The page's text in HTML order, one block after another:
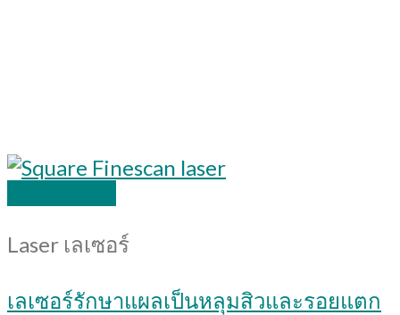
Laser เลเซอร์
เลเซอร์รักษาแผลเป็นหลุมสิวและรอยแตก